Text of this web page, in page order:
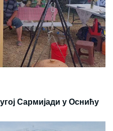
Сармијади у Оснићу